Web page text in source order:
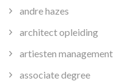
andre hazes
architect opleiding
artiesten management
associate degree